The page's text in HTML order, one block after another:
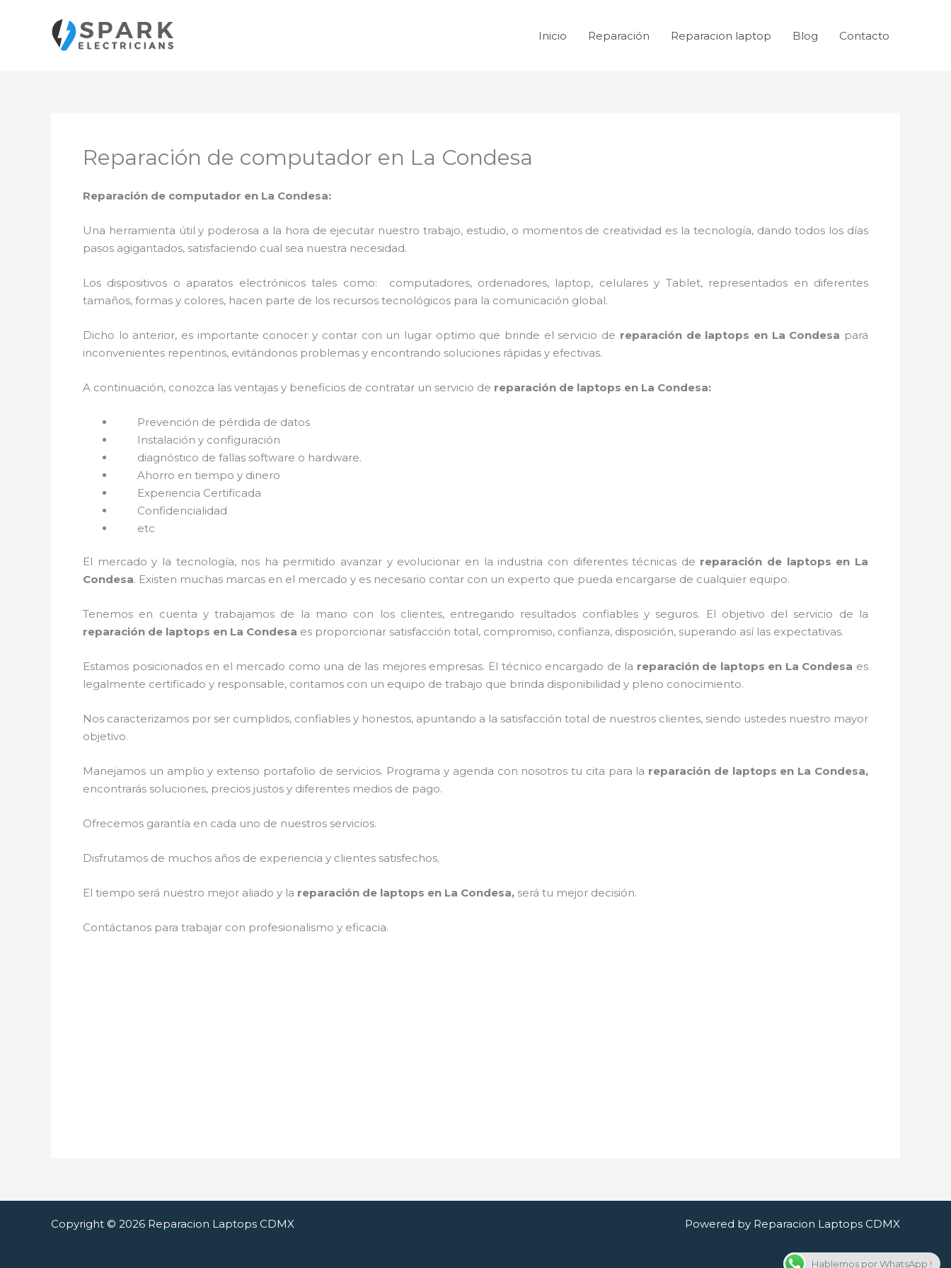
contenido
Inicio Reparación Reparacion laptop Blog Contacto
Reparación de computador en La Condesa
Reparación de computador en La Condesa:
Una herramienta útil y poderosa a la hora de ejecutar nuestro trabajo, estudio, o momentos de creatividad es la tecnología, dando todos los días
pasos agigantados, satisfaciendo cual sea nuestra necesidad.
Los dispositivos o aparatos electrónicos tales como: computadores, ordenadores, laptop, celulares y Tablet, representados en diferentes
tamaños, formas y colores, hacen parte de los recursos tecnológicos para la comunicación global.
Dicho lo anterior, es importante conocer y contar con un lugar optimo que brinde el servicio de reparación de laptops en La Condesa para
inconvenientes repentinos, evitándonos problemas y encontrando soluciones rápidas y efectivas.
A continuación, conozca las ventajas y beneficios de contratar un servicio de reparación de laptops en La Condesa:
Prevención de pérdida de datos
Instalación y configuración
diagnóstico de fallas software o hardware.
Ahorro en tiempo y dinero
Experiencia Certificada
Confidencialidad
etc
El mercado y la tecnología, nos ha permitido avanzar y evolucionar en la industria con diferentes técnicas de reparación de laptops en La
Condesa. Existen muchas marcas en el mercado y es necesario contar con un experto que pueda encargarse de cualquier equipo.
Tenemos en cuenta y trabajamos de la mano con los clientes, entregando resultados confiables y seguros. El objetivo del servicio de la
reparación de laptops en La Condesa es proporcionar satisfacción total, compromiso, confianza, disposición, superando así las expectativas.
Estamos posicionados en el mercado como una de las mejores empresas. El técnico encargado de la reparación de laptops en La Condesa es
legalmente certificado y responsable, contamos con un equipo de trabajo que brinda disponibilidad y pleno conocimiento.
Nos caracterizamos por ser cumplidos, confiables y honestos, apuntando a la satisfacción total de nuestros clientes, siendo ustedes nuestro mayor
objetivo.
Manejamos un amplio y extenso portafolio de servicios. Programa y agenda con nosotros tu cita para la reparación de laptops en La Condesa,
encontrarás soluciones, precios justos y diferentes medios de pago.
Ofrecemos garantía en cada uno de nuestros servicios.
Disfrutamos de muchos años de experiencia y clientes satisfechos.
El tiempo será nuestro mejor aliado y la reparación de laptops en La Condesa, será tu mejor decisión.
Contáctanos para trabajar con profesionalismo y eficacia.
Copyright © 2026 Reparacion Laptops CDMX Powered by Reparacion Laptops CDMX
Hablemos por WhatsApp !